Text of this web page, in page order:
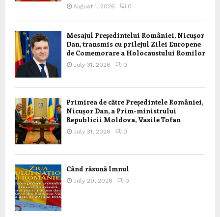
August 1, 2026 0
Mesajul Președintelui României, Nicușor
Dan, transmis cu prilejul Zilei Europene
de Comemorare a Holocaustului Romilor
July 31, 2026 0
Primirea de către Președintele României,
Nicușor Dan, a Prim-ministrului
Republicii Moldova, Vasile Tofan
July 31, 2026 0
Când răsună Imnul
July 29, 2026 0